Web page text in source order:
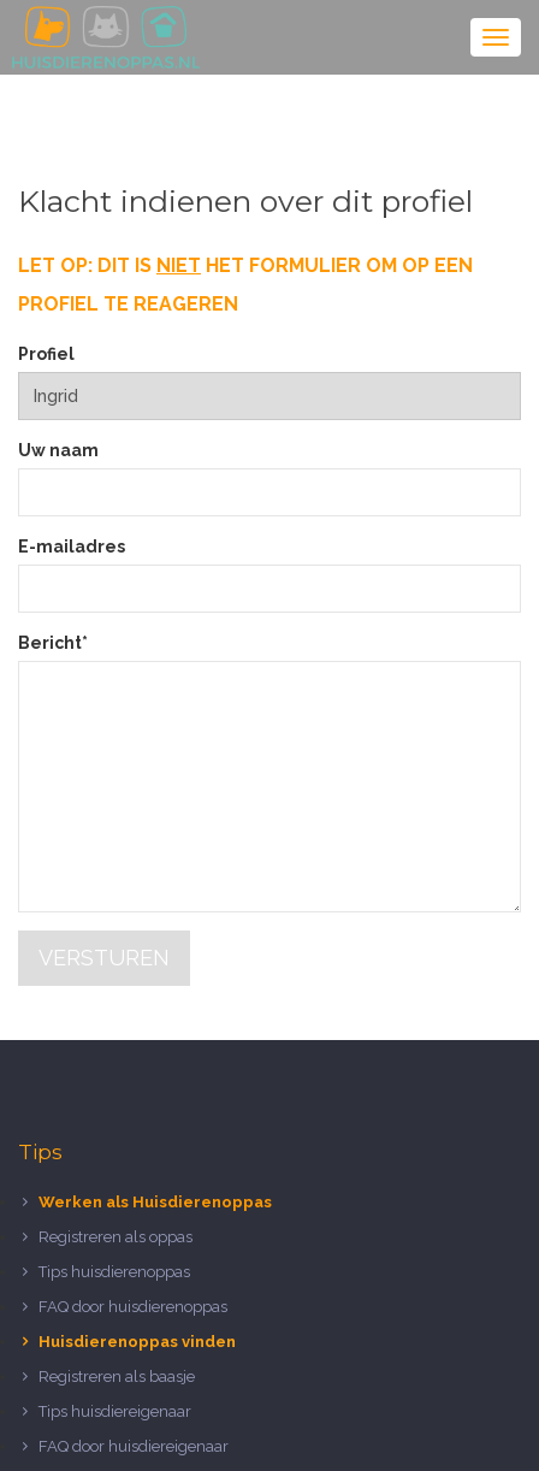
Klacht indienen over dit profiel
LET OP: DIT IS NIET HET FORMULIER OM OP EEN
PROFIEL TE REAGEREN
Profiel
Uw naam
E-mailadres
Bericht*
VERSTUREN
Tips
Werken als Huisdierenoppas
Registreren als oppas
Tips huisdierenoppas
FAQ door huisdierenoppas
Huisdierenoppas vinden
Registreren als baasje
Tips huisdiereigenaar
FAQ door huisdiereigenaar